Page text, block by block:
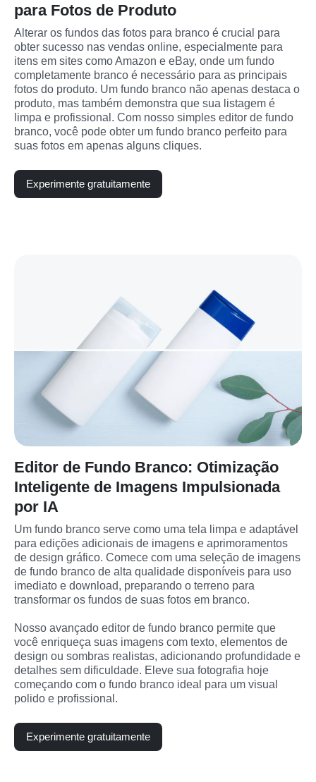
para Fotos de Produto
Alterar os fundos das fotos para branco é crucial para
obter sucesso nas vendas online, especialmente para
itens em sites como Amazon e eBay, onde um fundo
completamente branco é necessário para as principais
fotos do produto. Um fundo branco não apenas destaca o
produto, mas também demonstra que sua listagem é
limpa e profissional. Com nosso simples editor de fundo
branco, você pode obter um fundo branco perfeito para
suas fotos em apenas alguns cliques.
Experimente gratuitamente
Editor de Fundo Branco: Otimização
Inteligente de Imagens Impulsionada
por IA
Um fundo branco serve como uma tela limpa e adaptável
para edições adicionais de imagens e aprimoramentos
de design gráfico. Comece com uma seleção de imagens
de fundo branco de alta qualidade disponíveis para uso
imediato e download, preparando o terreno para
transformar os fundos de suas fotos em branco.
Nosso avançado editor de fundo branco permite que
você enriqueça suas imagens com texto, elementos de
design ou sombras realistas, adicionando profundidade e
detalhes sem dificuldade. Eleve sua fotografia hoje
começando com o fundo branco ideal para um visual
polido e profissional.
Experimente gratuitamente